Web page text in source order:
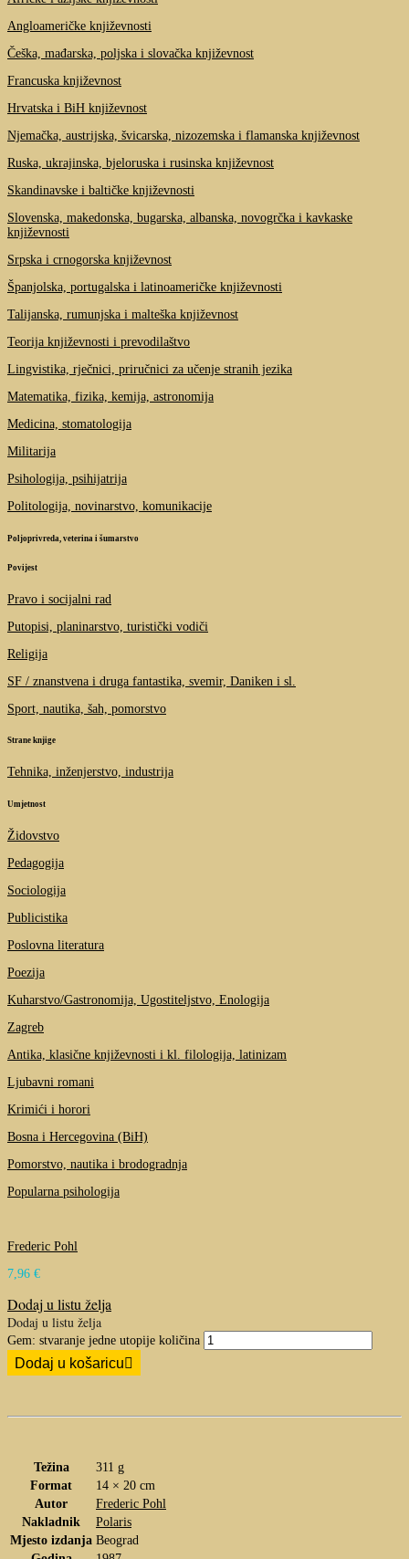
Angloameričke književnosti
Češka, mađarska, poljska i slovačka književnost
Francuska književnost
Hrvatska i BiH književnost
Njemačka, austrijska, švicarska, nizozemska i flamanska književnost
Ruska, ukrajinska, bjeloruska i rusinska književnost
Skandinavske i baltičke književnosti
Slovenska, makedonska, bugarska, albanska, novogrčka i kavkaske
književnosti
Srpska i crnogorska književnost
Španjolska, portugalska i latinoameričke književnosti
Talijanska, rumunjska i malteška književnost
Teorija književnosti i prevodilaštvo
Lingvistika, rječnici, priručnici za učenje stranih jezika
Matematika, fizika, kemija, astronomija
Medicina, stomatologija
Militarija
Psihologija, psihijatrija
Politologija, novinarstvo, komunikacije
Poljoprivreda, veterina i šumarstvo
Povijest
Pravo i socijalni rad
Putopisi, planinarstvo, turistički vodiči
Religija
SF / znanstvena i druga fantastika, svemir, Daniken i sl.
Sport, nautika, šah, pomorstvo
Strane knjige
Tehnika, inženjerstvo, industrija
Umjetnost
Židovstvo
Pedagogija
Sociologija
Publicistika
Poslovna literatura
Poezija
Kuharstvo/Gastronomija, Ugostiteljstvo, Enologija
Zagreb
Antika, klasične književnosti i kl. filologija, latinizam
Ljubavni romani
Krimići i horori
Bosna i Hercegovina (BiH)
Pomorstvo, nautika i brodogradnja
Popularna psihologija
Frederic Pohl
7,96 €
Dodaj u listu želja
Dodaj u listu želja
Gem: stvaranje jedne utopije količina
Dodaj u košaricu
Težina
311 g
Format
14 × 20 cm
Autor
Frederic Pohl
Nakladnik
Polaris
Mjesto izdanja Beograd